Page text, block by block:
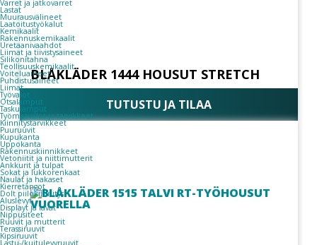
Varret ja jatkovarret
Lastat
Muurausvälineet
Laatoitustyökalut
Kemikaalit
Rakennuskemikaalit
Uretaanivaahdot
Liimat ja tiivistysaineet
Silikonitahna
Teollisuuskemikaalit
Voiteluaineet
Puhdistusaineet
Liimat
Työvalot
Otsalamput
Taskulamput
Työmaavalot ja tarvikkeet
Kiinnitys­tarvikkeet
Puuruuvit
Kupukanta
Uppokanta
Rakennuskiinnikkeet
Vetoniitit ja niittimutterit
Ankkurit ja tulpat
Sokat ja lukkorenkaat
Naulat ja hakaset
Kierretangot
Dolt piilokiinnitys
Aluslevyt
Displayt ja lavat
Nippusiteet
Ruuvit ja mutterit
Terassiruuvit
Kipsiruuvit
Lastu-/kuitulevyruuvit
BLÅKLÄDER 1444 HOUSUT STRETCH
TUTUSTU JA TILAA